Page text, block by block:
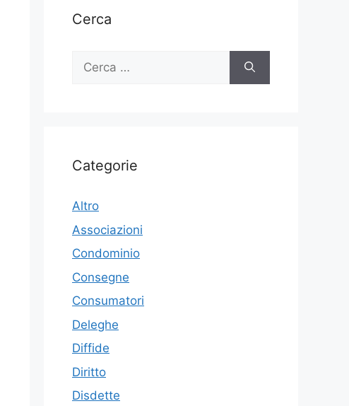
Cerca
Ricerca
Categorie
Altro
Associazioni
Condominio
Consegne
Consumatori
Deleghe
Diffide
Diritto
Disdette